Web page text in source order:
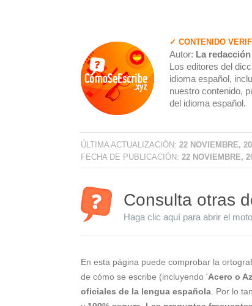
✓ CONTENIDO
Autor: La
Los editores del
idioma español,
nuestro contenido,
del idioma español.
ÚLTIMA ACTUALIZACIÓN: 22 NOVIEMBRE,
FECHA DE PUBLICACIÓN: 22 NOVIEMBRE,
Consulta otras
Haga clic aquí para abrir el
En esta página puede comprobar la
de cómo se escribe (incluyendo 'Acero o
oficiales de la lengua española . Por lo